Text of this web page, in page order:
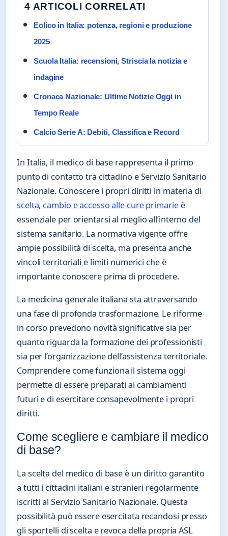
4 ARTICOLI CORRELATI
Eolico in Italia: potenza, regioni e produzione
2025
Scuola Italia: recensioni, Striscia la notizia e
indagine
Cronaca Nazionale: Ultime Notizie Oggi in
Tempo Reale
Calcio Serie A: Debiti, Classifica e Record
In Italia, il medico di base rappresenta il primo
punto di contatto tra cittadino e Servizio Sanitario
Nazionale. Conoscere i propri diritti in materia di
scelta, cambio e accesso alle cure primarieè
essenziale per orientarsi al meglio all’interno del
sistema sanitario. La normativa vigente offre
ampie possibilità di scelta, ma presenta anche
vincoli territoriali e limiti numerici che è
importante conoscere prima di procedere.
La medicina generale italiana sta attraversando
una fase di profonda trasformazione. Le riforme
in corso prevedono novità significative sia per
quanto riguarda la formazione dei professionisti
sia per l’organizzazione dell’assistenza territoriale.
Comprendere come funziona il sistema oggi
permette di essere preparati ai cambiamenti
futuri e di esercitare consapevolmente i propri
diritti.
Come scegliere e cambiare il medico
di base?
La scelta del medico di base è un diritto garantito
a tutti i cittadini italiani e stranieri regolarmente
iscritti al Servizio Sanitario Nazionale. Questa
possibilità può essere esercitata recandosi presso
gli sportelli di scelta e revoca della propria ASL